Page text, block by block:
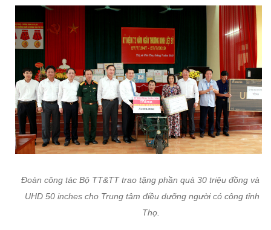
Đoàn công tác Bộ TT&TT trao tặng phần quà 30 triệu đồng và 1
UHD 50 inches cho Trung tâm điều dưỡng người có công tỉnh
Thọ.